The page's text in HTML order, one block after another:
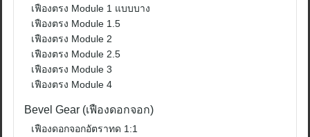
ค้นหา
เฟืองตรง Module 1 แบบบาง
เฟืองตรง Module 1.5
เฟืองตรง Module 2
เฟืองตรง Module 2.5
เฟืองตรง Module 3
เฟืองตรง Module 4
Bevel Gear (เฟืองดอกจอก)
เฟืองดอกจอกอัตราทด 1:1